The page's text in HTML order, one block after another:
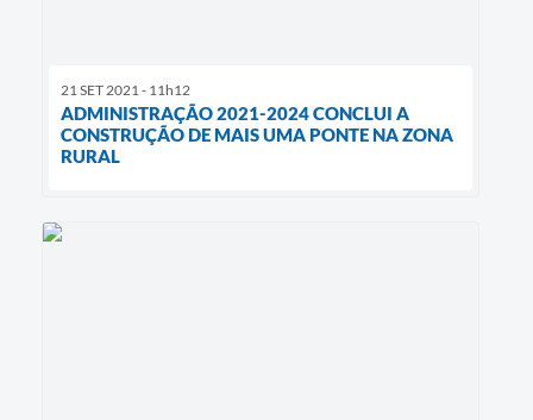
21 SET 2021 - 11h12
ADMINISTRAÇÃO 2021-2024 CONCLUI A
CONSTRUÇÃO DE MAIS UMA PONTE NA ZONA
RURAL